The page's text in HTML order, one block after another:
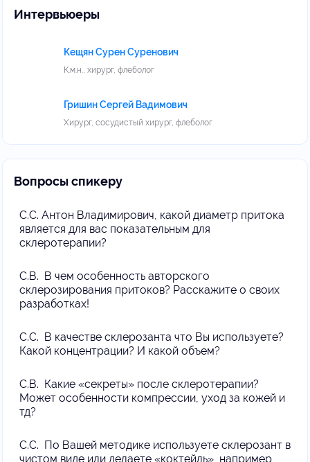
Интервьюеры
Кещян Сурен Суренович
К.м.н., хирург, флеболог
Гришин Сергей Вадимович
Хирург, сосудистый хирург, флеболог
Вопросы спикеру
С.С. Антон Владимирович, какой диаметр притока
является для вас показательным для
склеротерапии?
С.В. В чем особенность авторского
склерозирования притоков? Расскажите о своих
разработках!
С.С. В качестве склерозанта что Вы используете?
Какой концентрации? И какой объем?
С.В. Какие «секреты» после склеротерапии?
Может особенности компрессии, уход за кожей и
тд?
С.С. По Вашей методике используете склерозант в
чистом виде или делаете «коктейль», например